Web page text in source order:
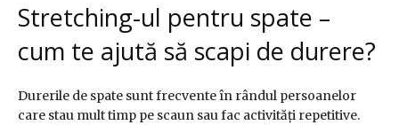
Stretching-ul pentru spate –
cum te ajută să scapi de durere?
Durerile de spate sunt frecvente în rândul persoanelor
care stau mult timp pe scaun sau fac activități repetitive.